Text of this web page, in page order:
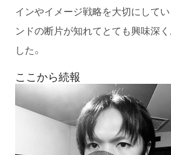
インやイメージ戦略を大切にして
ンドの断片が知れてとても興味深
した。
ここから続報